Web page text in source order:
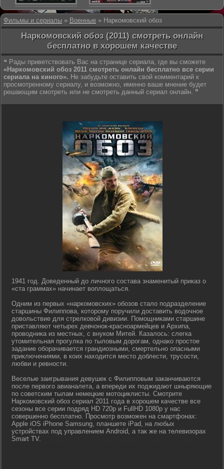
Фильмы и сериалы » Военные » Наркомовский обоз
Наркомовский обоз (2011) смотреть онлайн
бесплатно в хорошем качестве
❝ Рады приветствовать Вас на странице сериала, где вы сможете
«Наркомовский обоз 2011 смотреть онлайн бесплатно все серии
сериала на киного». Не забудьте оставить свой комментарий к
просмотренному сериалу, и возможно, именно ваше мнение будет
решающим смотреть или не смотреть данный сериал онлайн. ❞
1941 год. Доведенный до личного состава знаменитый приказ о
«ста граммах» начинает воплощаться.
Одним из первых «наркомовских» обозов стало подразделение
старшины Филиппова, которому поручили доставить водочное
довольствие для стрелковой дивизии. Помощниками старшине
приставляют четырех девчонок-красноармейцев и Архипа,
проводника из местных, с внуком Митей. Казалось: слегка
утомительная прогулка по тыловым дорогам, однако простое
задание оборачивается грандиозными, смертельно опасными
приключениями, в коих находится место доблести, трусости,
любви и ревности.
Веселые заигрывания девушек с Филипповым заканчиваются
после первого авианалета, а впереди их поджидают шныряющие
по советским тылам немецкие мотоциклисты. Смотрите
Наркомовский обоз сериал 2011 года в хорошем качестве все
сезоны все серии подряд HD 720p и FullHD 1080p у нас
совершенно бесплатно. Просмотр возможен на смартфонах:
Apple iOS iPhone Samsung, планшете iPad, на любых
устройствах под управлением Android, а так же на телевизорах
Smart TV.